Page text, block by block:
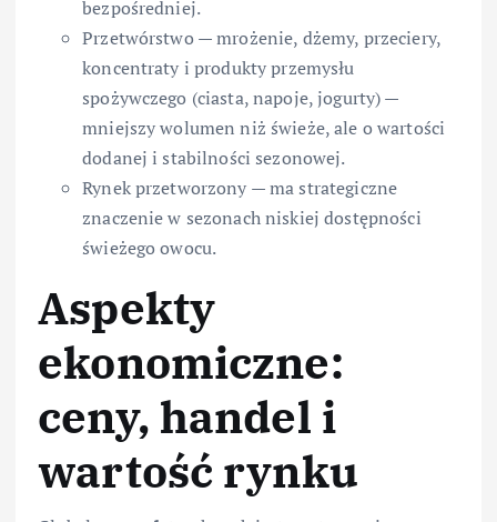
bezpośredniej.
Przetwórstwo — mrożenie, dżemy, przeciery,
koncentraty i produkty przemysłu
spożywczego (ciasta, napoje, jogurty) —
mniejszy wolumen niż świeże, ale o wartości
dodanej i stabilności sezonowej.
Rynek przetworzony — ma strategiczne
znaczenie w sezonach niskiej dostępności
świeżego owocu.
Aspekty
ekonomiczne:
ceny, handel i
wartość rynku